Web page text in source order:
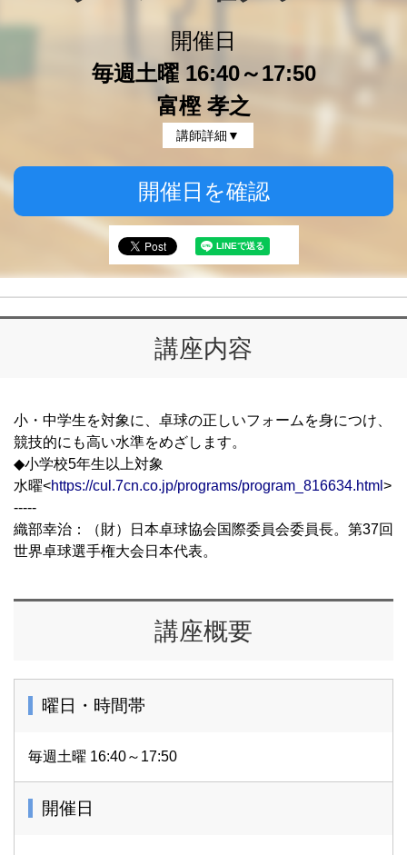
開催日
毎週土曜 16:40～17:50
富樫 孝之
講師詳細▼
開催日を確認
講座内容
小・中学生を対象に、卓球の正しいフォームを身につけ、
競技的にも高い水準をめざします。
◆小学校5年生以上対象
水曜<https://cul.7cn.co.jp/programs/program_816634.html >
-----
織部幸治：（財）日本卓球協会国際委員会委員長。第37回
世界卓球選手権大会日本代表。
講座概要
曜日・時間帯
毎週土曜 16:40～17:50
開催日